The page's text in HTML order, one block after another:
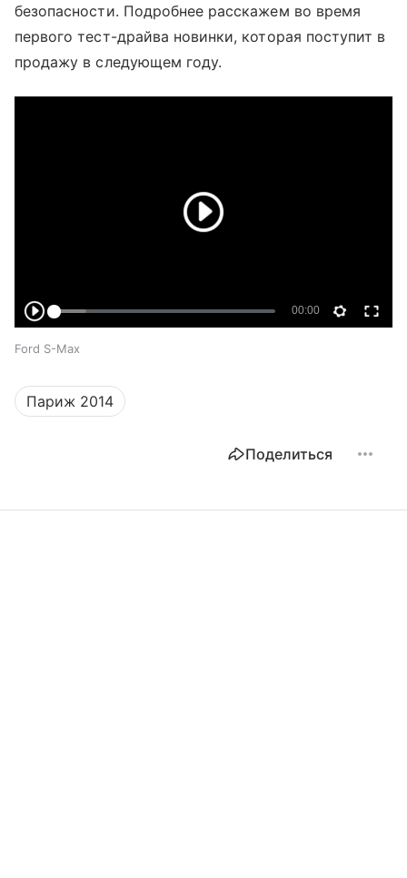
безопасности. Подробнее расскажем во время
первого тест-драйва новинки, которая поступит в
продажу в следующем году.
Ford S-Max
Париж 2014
Поделиться